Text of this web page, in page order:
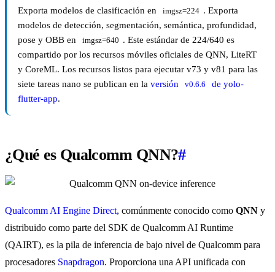
Exporta modelos de clasificación en
imgsz=224 . Exporta
modelos de detección, segmentación, semántica, profundidad,
pose y OBB en
imgsz=640 . Este estándar de 224/640 es
compartido por los recursos móviles oficiales de QNN, LiteRT
y CoreML. Los recursos listos para ejecutar v73 y v81 para las
siete tareas nano se publican en la versión v0.6.6
de yolo-
flutter-app.
¿Qué es Qualcomm QNN?#
Qualcomm AI Engine Direct, comúnmente conocido como QNN y
distribuido como parte del SDK de Qualcomm AI Runtime
(QAIRT), es la pila de inferencia de bajo nivel de Qualcomm para
procesadores Snapdragon. Proporciona una API unificada con